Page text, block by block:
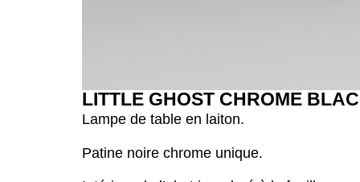
LITTLE GHOST CHROME
Lampe de table en laiton.
Patine noire chrome unique.